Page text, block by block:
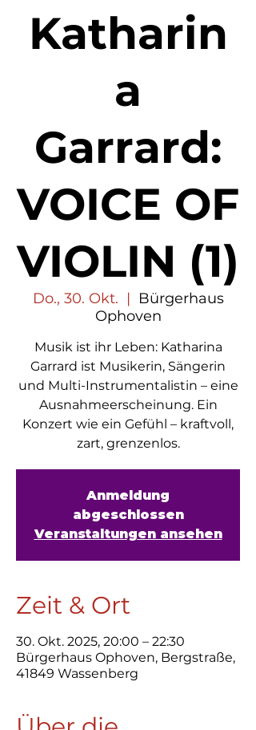
Katharin
a
Garrard:
VOICE OF
VIOLIN (1)
Do., 30. Okt.
  |
Bürgerhaus
Ophoven
Musik ist ihr Leben: Katharina
Garrard ist Musikerin, Sängerin
und Multi-Instrumentalistin – eine
Ausnahmeerscheinung. Ein
Konzert wie ein Gefühl – kraftvoll,
zart, grenzenlos.
Anmeldung
abgeschlossen
Veranstaltungen ansehen
Zeit & Ort
30. Okt. 2025, 20:00 – 22:30
Bürgerhaus Ophoven, Bergstraße,
41849 Wassenberg